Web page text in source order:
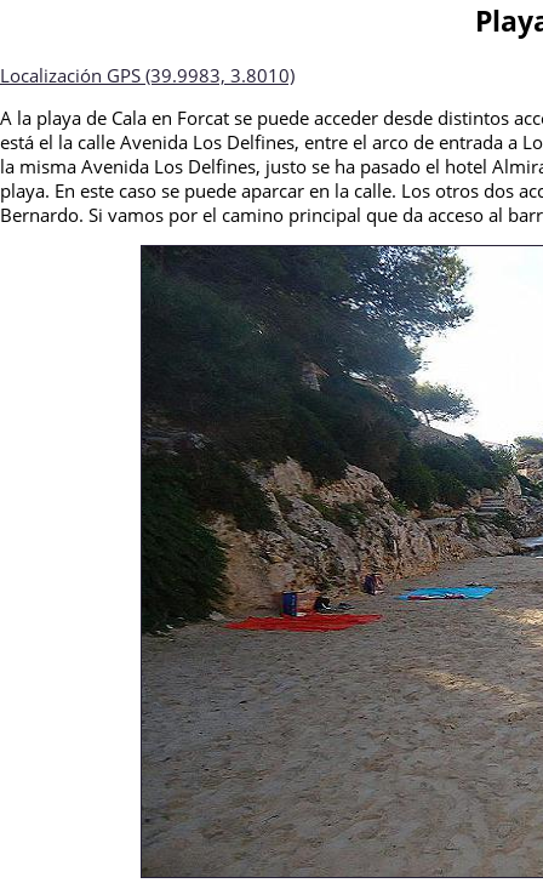
Localización GPS (39.9983, 3.8010)
A la playa de Cala en Forcat se puede acceder desde distintos
está el la calle Avenida Los Delfines, entre el arco de entrada a
la misma Avenida Los Delfines, justo se ha pasado el hotel
playa. En este caso se puede aparcar en la calle. Los otros dos
Bernardo. Si vamos por el camino principal que da acceso al